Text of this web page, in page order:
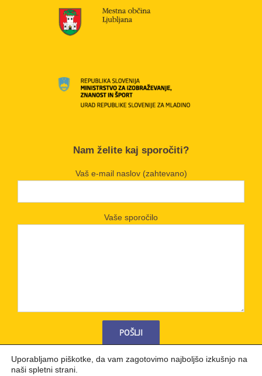
Nam želite kaj sporočiti?
Vaš e-mail naslov (zahtevano)
Vaše sporočilo
Uporabljamo piškotke, da vam zagotovimo najboljšo izkušnjo na
naši spletni strani.